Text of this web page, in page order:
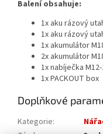
Balení obsahuje:
1x aku rázový
1x aku rázový
1x akumulátor
2x akumulátor
1x nabíječka M12-
1x PACKOUT box
Doplňkové
Kategorie: